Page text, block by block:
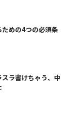
めの4つの必須条
スラ書けちゃう、中